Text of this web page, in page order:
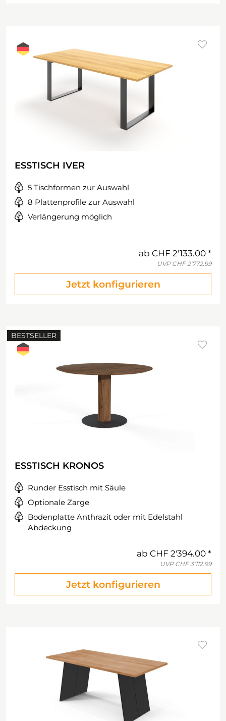
ESSTISCH IVER
5 Tischformen zur Auswahl
8 Plattenprofile zur Auswahl
Verlängerung möglich
ab CHF 2'133.00
UVP CHF 2'772.99
Jetzt konfigurieren
BESTSELLER
ESSTISCH KRONOS
Runder Esstisch mit Säule
Optionale Zarge
Bodenplatte Anthrazit oder mit Edelstahl
Abdeckung
ab CHF 2'394.00
UVP CHF 3'112.99
Jetzt konfigurieren